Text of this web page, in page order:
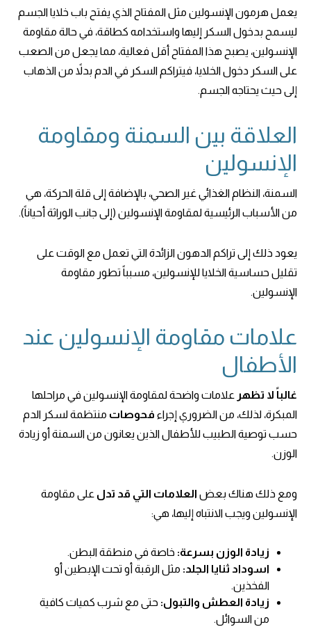
يعمل هرمون الإنسولين مثل المفتاح الذي يفتح باب خلايا الجسم
ليسمح بدخول السكر إليها واستخدامه كطاقة، في حالة مقاومة
الإنسولين، يصبح هذا المفتاح أقل فعالية، مما يجعل من الصعب
على السكر دخول الخلايا، فيتراكم السكر في الدم بدلاً من الذهاب
إلى حيث يحتاجه الجسم.
العلاقة بين السمنة ومقاومة
الإنسولين
السمنة، النظام الغذائي غير الصحي، بالإضافة إلى قلة الحركة، هي
من الأسباب الرئيسية لمقاومة الإنسولين (إلى جانب الوراثة أحياناً).
يعود ذلك إلى تراكم الدهون الزائدة التي تعمل مع الوقت على
تقليل حساسية الخلايا للإنسولين، مسبباً تطور مقاومة
الإنسولين.
علامات مقاومة الإنسولين عند
الأطفال
غالباً لا تظهر علامات واضحة لمقاومة الإنسولين في مراحلها
المبكرة، لذلك، من الضروري إجراء فحوصات منتظمة لسكر الدم
حسب توصية الطبيب للأطفال الذين يعانون من السمنة أو زيادة
الوزن.
ومع ذلك هناك بعض العلامات التي قد تدل على مقاومة
الإنسولين ويجب الانتباه إليها، هي:
زيادة الوزن بسرعة: خاصة في منطقة البطن.
اسوداد ثنايا الجلد: مثل الرقبة أو تحت الإبطين أو
الفخذين.
زيادة العطش والتبول: حتى مع شرب كميات كافية
من السوائل.